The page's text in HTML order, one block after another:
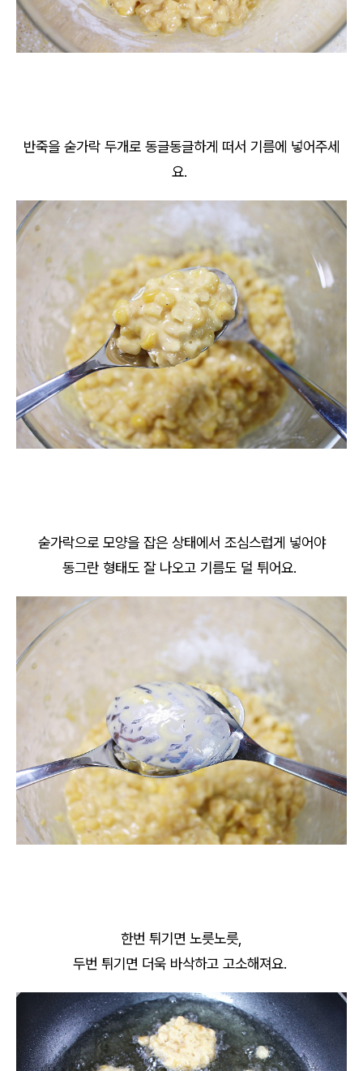
반죽을 숟가락 두개로 동글동글하게 떠서 기름에 넣어주세
요.
숟가락으로 모양을 잡은 상태에서 조심스럽게 넣어야
동그란 형태도 잘 나오고 기름도 덜 튀어요.
한번 튀기면 노릇노릇,
두번 튀기면 더욱 바삭하고 고소해져요.